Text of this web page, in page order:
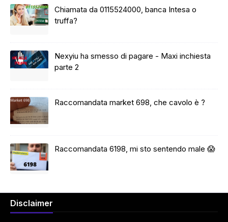
Chiamata da 0115524000, banca Intesa o
truffa?
Nexyiu ha smesso di pagare - Maxi inchiesta
parte 2
Raccomandata market 698, che cavolo è ?
Raccomandata 6198, mi sto sentendo male 😱
Disclaimer